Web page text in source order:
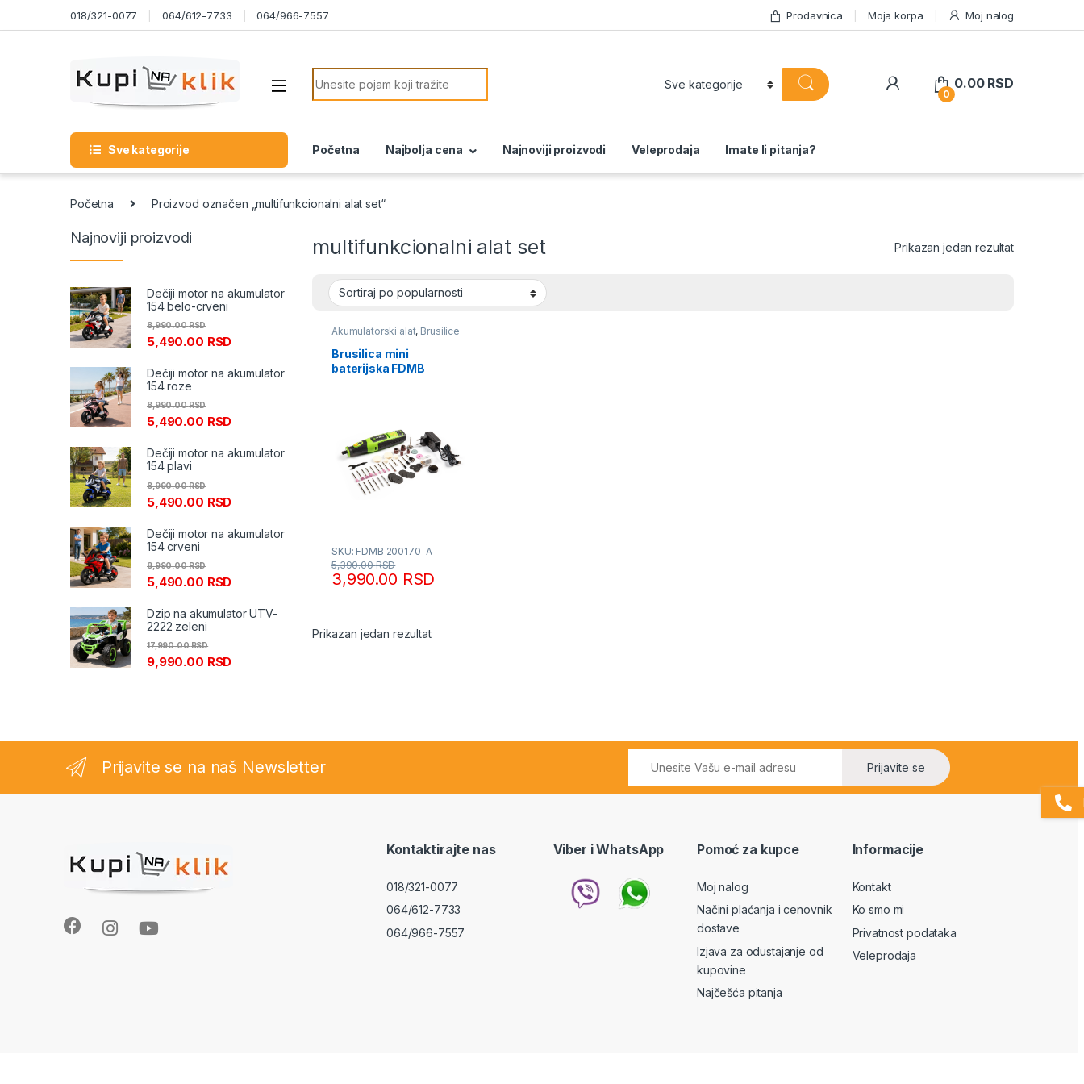
Skip to navigation018/321-0077 064/612-7733 064/966-7557 Prodavnica Moja korpa Moj nalog
Search for:
0
0.00 RSD
Sve kategorije Početna Najbolja cena Najnoviji proizvodi Veleprodaja Imate li pitanja?
Početna Proizvod označen „multifunkcionalni alat set“
multifunkcionalni alat set Prikazan jedan rezultat
Akumulatorski alat, Brusilice
Brusilica mini
baterijska FDMB
SKU: FDMB 200170-A
3,990.00 RSD
5,390.00RSD
Prikazan jedan rezultat
Najnoviji proizvodi
Dečiji motor na akumulator
154 belo-crveni
5,490.00 RSD
8,990.00RSD
Dečiji motor na akumulator
154 roze
5,490.00 RSD
8,990.00RSD
Dečiji motor na akumulator
154 plavi
5,490.00 RSD
8,990.00RSD
Dečiji motor na akumulator
154 crveni
5,490.00 RSD
8,990.00RSD
Dzip na akumulator UTV-
2222 zeleni
9,990.00 RSD
17,990.00RSD
Prijavite se na naš Newsletter Prijavite se
Kontaktirajte nas
018/321-0077
064/612-7733
064/966-7557
Viber i WhatsApp Pomoć za kupce
Moj nalog
Načini plaćanja i cenovnik
dostave
Izjava za odustajanje od
kupovine
Najčešća pitanja
Informacije
Kontakt
Ko smo mi
Privatnost podataka
Veleprodaja